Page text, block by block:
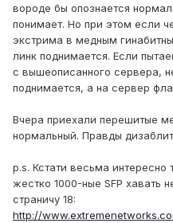
вороде бы опознается
понимает. Но при этом если
экстрима в медным
линк поднимается. Если
с вышеописанного сервера,
поднимается, а на сервер
Вчера приехали перешитые
нормальный. Правды
p.s. Кстати весьма
жестко 1000-ные SFP хавать
страничу 18:
http://